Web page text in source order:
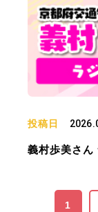
投稿日
義村歩美さん
1